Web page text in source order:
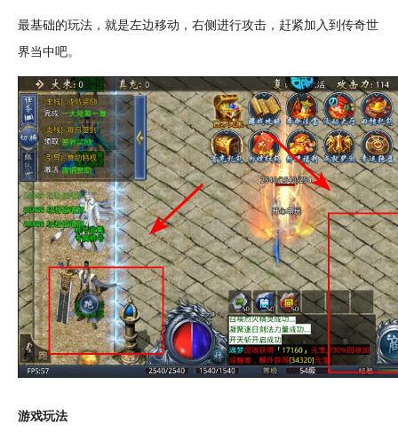
最基础的玩法，就是左边移动，右侧进行攻击，赶紧加入到传奇世
界当中吧。
游戏玩法